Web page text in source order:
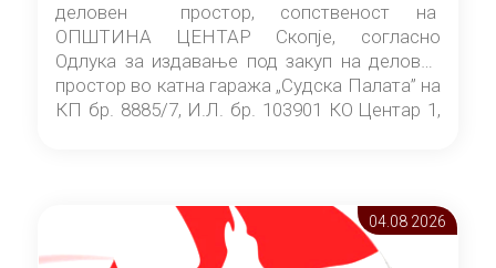
деловен простор, сопственост на
ОПШТИНА ЦЕНТАР Скопје, согласно
Одлука за издавање под закуп на деловен
простор во катна гаража „Судска Палата” на
КП бр. 8885/7, И.Л. бр. 103901 КО Центар 1,
Скопје” број 9/2026), за времетраење од 3
(три) години од денот на потпишувањето на
Договорот за закуп со најповолниот
04.08 2026